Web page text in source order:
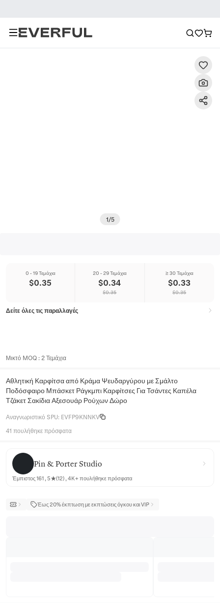
1/5
0 - 19 Τεμάχια
$0.35
20 - 29 Τεμάχια
$0.34
$0.35
≥ 30 Τεμάχια
$0.33
$0.35
Δείτε όλες τις παραλλαγές
Μικτό MOQ : 2 Τεμάχια
Αθλητική Καρφίτσα από Κράμα Ψευδαργύρου με Σμάλτο
Ποδόσφαιρο Μπάσκετ Ράγκμπι Καρφίτσες Για Τσάντες Καπέλα
Τζάκετ Σακίδια Αξεσουάρ Ρούχων Δώρο
Αναγνωριστικό SPU: EVFP9KNNKV
41 πουλήθηκε πρόσφατα
Pin & Porter Studio
Pin & Porter Studio
Έμπιστος 161 , 5★(12) , 4K+ πουλήθηκε πρόσφατα
Έως 20% έκπτωση με εκπτώσεις όγκου και VIP